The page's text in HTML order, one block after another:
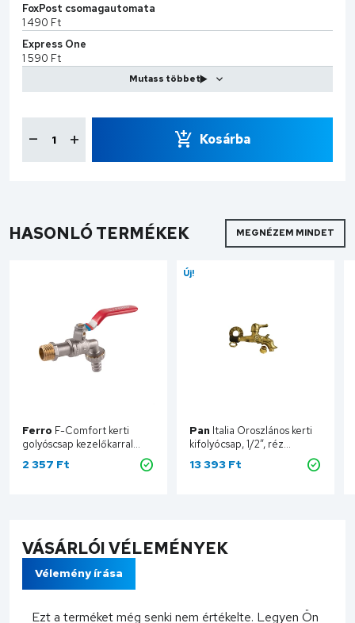
FoxPost csomagautomata
1 490 Ft
Express One
1 590 Ft
2 599 Ft
CS-Sprint
Kosárba
HASONLÓ TERMÉKEK MEGNÉZEM MINDET
Ferro F-Comfort kerti
golyóscsap kezelőkarral
fém tömlőcsatlakozóval BB
1/2" KCN1
2 357 Ft
Új!
Pan Italia Oroszlános kerti
kifolyócsap, 1/2”, réz
OROSZLKIF NEW
13 393 Ft
VÁSÁRLÓI VÉLEMÉNYEK
Vélemény írása
Ezt a terméket még senki nem értékelte. Legyen Ön